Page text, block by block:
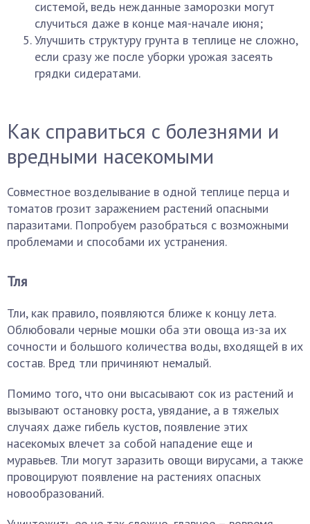
системой, ведь нежданные заморозки могут
случиться даже в конце мая-начале июня;
Улучшить структуру грунта в теплице не сложно,
если сразу же после уборки урожая засеять
грядки сидератами.
Как справиться с болезнями и
вредными насекомыми
Совместное возделывание в одной теплице перца и
томатов грозит заражением растений опасными
паразитами. Попробуем разобраться с возможными
проблемами и способами их устранения.
Тля
Тли, как правило, появляются ближе к концу лета.
Облюбовали черные мошки оба эти овоща из-за их
сочности и большого количества воды, входящей в их
состав. Вред тли причиняют немалый.
Помимо того, что они высасывают сок из растений и
вызывают остановку роста, увядание, а в тяжелых
случаях даже гибель кустов, появление этих
насекомых влечет за собой нападение еще и
муравьев. Тли могут заразить овощи вирусами, а также
провоцируют появление на растениях опасных
новообразований.